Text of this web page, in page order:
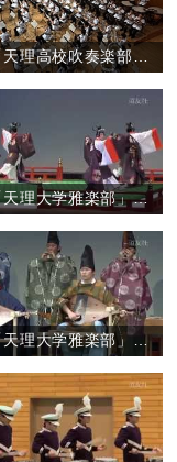
vol.8 「天理高校吹奏楽部」『お楽しみステージ ―野球応援－』
vol.6 「天理大学雅楽部」『舞楽 喜春楽（きしゅんらく）』
vol.4 「天理大学雅楽部」『管絃 三臺塩急』